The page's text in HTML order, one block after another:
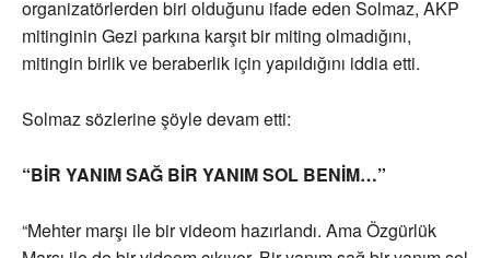
organizatörlerden biri olduğunu ifade eden Solmaz, AKP
mitinginin Gezi parkına karşıt bir miting olmadığını,
mitingin birlik ve beraberlik için yapıldığını iddia etti.
Solmaz sözlerine şöyle devam etti:
“BİR YANIM SAĞ BİR YANIM SOL BENİM…”
“Mehter marşı ile bir videom hazırlandı. Ama Özgürlük